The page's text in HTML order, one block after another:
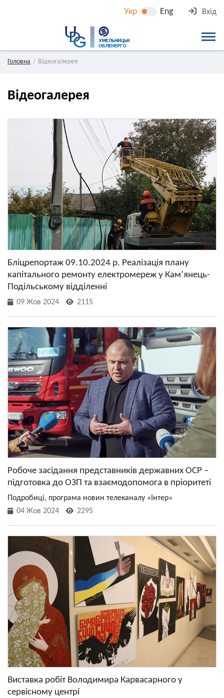
Укр Eng Вхід
Головна Відеогалерея
Відеогалерея
Бліцрепортаж 09.10.2024 р. Реалізація плану
капітального ремонту електромереж у Кам’янець-
Подільському відділенні
09 Жов 2024 2115
Робоче засідання представників державних ОСР –
підготовка до ОЗП та взаємодопомога в пріоритеті
Подробиці, програма новин телеканалу «Інтер»
04 Жов 2024
2295
Виставка робіт Володимира Карвасарного у
сервісному центрі